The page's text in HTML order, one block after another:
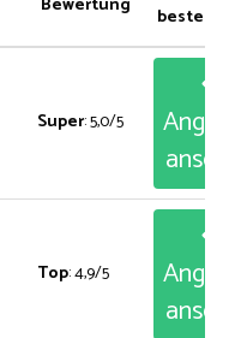
Bewertung
bestellen
Super: 5,0/5
Top: 4,9/5